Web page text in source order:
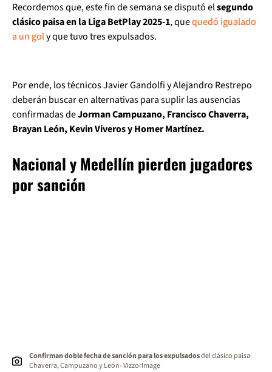
Recordemos que, este fin de semana se disputó elsegundo
clásico paisa en la Liga BetPlay 2025-1, quequedó igualado
a un goly que tuvo tres expulsados.
Por ende, los técnicos Javier Gandolfi y Alejandro Restrepo
deberán buscar en alternativas para suplir las ausencias
confirmadas deJorman Campuzano, Francisco Chaverra,
Brayan León, Kevin Viveros y Homer Martínez.
Nacional y Medellín pierden jugadores
por sanción
Confirman doble fecha de sanción para los expulsadosdel clásico paisa:
Chaverra, Campuzano y León- VizzorImage